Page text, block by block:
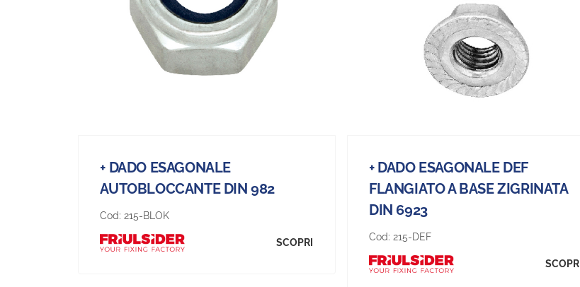
+ DADO ESAGONALE
AUTOBLOCCANTE DIN 982
Cod: 215-BLOK
SCOPRI
+ DADO ESAGONALE DEF
FLANGIATO A BASE ZIGRINATA
DIN 6923
Cod: 215-DEF
SCOPRI